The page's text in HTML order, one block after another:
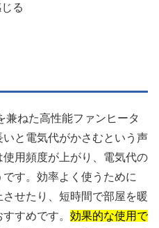
る
兼ねた高性能ファンヒータ
と電気代がかさむという声
用頻度が上がり、電気代の
す。効率よく使うために
せたり、短時間で部屋を暖
すめです。 効果的な使用で